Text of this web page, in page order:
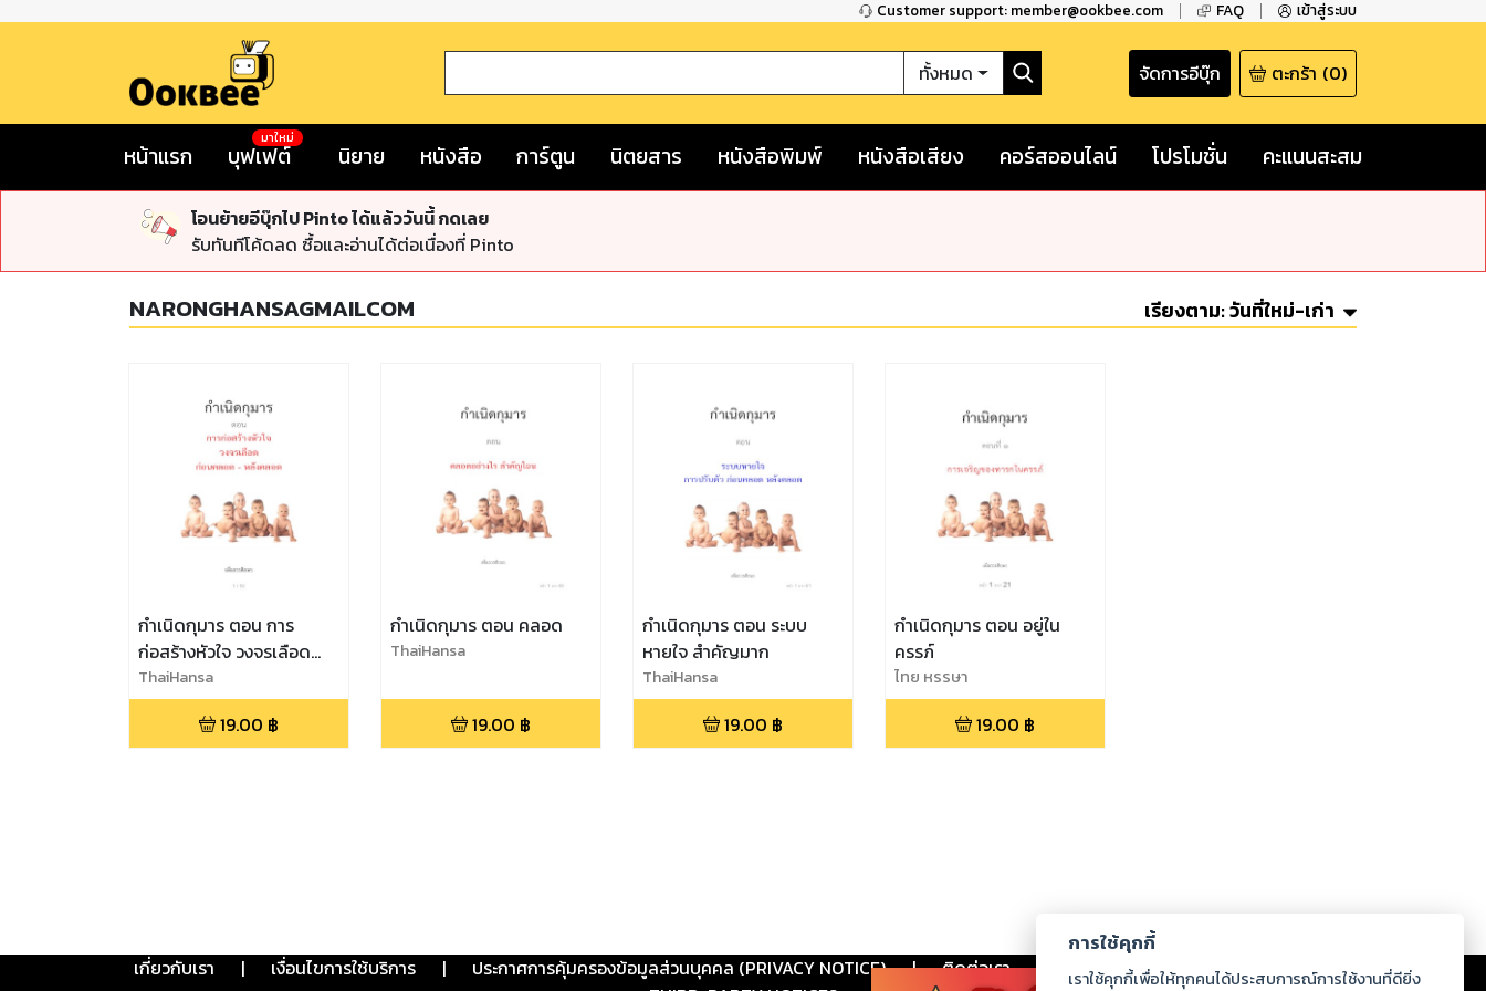
Customer support: member@ookbee.com FAQ เข้าสู่ระบบ
ทั้งหมด จัดการอีบุ๊ก ตะกร้า (0)
หน้าแรก บุฟเฟต์
มาใหม่
นิยาย หนังสือ การ์ตูน นิตยสาร หนังสือพิมพ์ หนังสือเสียง คอร์สออนไลน์ โปรโมชั่น คะแนนสะสม
โอนย้ายอีบุ๊กไป Pinto ได้แล้ววันนี้ กดเลย
รับทันทีโค้ดลด ซื้อและอ่านได้ต่อเนื่องที่ Pinto
NARONGHANSAGMAILCOM เรียงตาม:วันที่ใหม่-เก่า
กำเนิดกุมาร ตอน การ
ก่อสร้างหัวใจ วงจรเลือด
ก่อนคลอด - หลังคลอด
ThaiHansa
19.00 ฿
กำเนิดกุมาร ตอน คลอด
ThaiHansa
19.00 ฿
กำเนิดกุมาร ตอน ระบบ
หายใจ สำคัญมาก
ThaiHansa
19.00 ฿
กำเนิดกุมาร ตอน อยู่ใน
ครรภ์
ไทย หรรษา
19.00 ฿
เกี่ยวกับเรา | เงื่อนไขการใช้บริการ | ประกาศการคุ้มครองข้อมูลส่วนบุคคล (PRIVACY NOTICE) | ติดต่อเรา ร่วมงานกับเรา ดาวน์โหลด
การใช้คุกกี้
เราใช้คุกกี้เพื่อให้ทุกคนได้ประสบการณ์การใช้งานที่ดียิ่ง